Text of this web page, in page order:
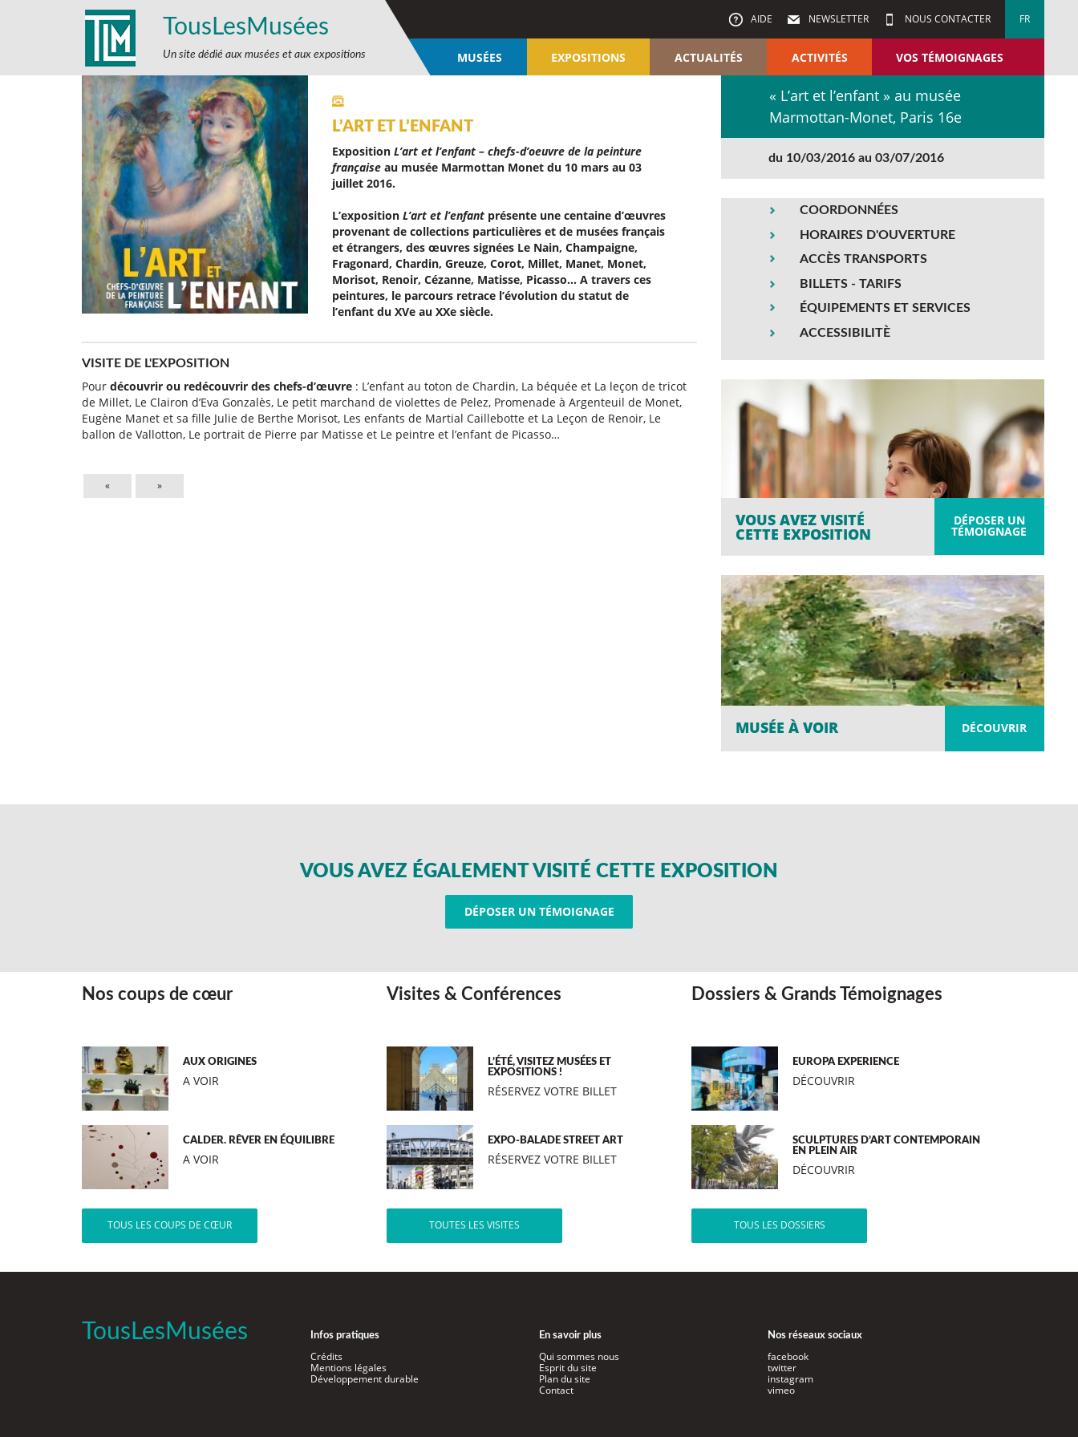
TousLesMusées
Un site dédié aux musées et aux expositions
AIDE NEWSLETTER NOUS CONTACTER FR
MUSÉES EXPOSITIONS ACTUALITÉS ACTIVITÉS VOS TÉMOIGNAGES
L’ART ET L’ENFANT
Exposition L’art et l’enfant – chefs-d’oeuvre de la peinture
française au musée Marmottan Monet du 10 mars au 03
juillet 2016.
L’exposition L’art et l’enfant présente une centaine d’œuvres
provenant de collections particulières et de musées français
et étrangers, des œuvres signées Le Nain, Champaigne,
Fragonard, Chardin, Greuze, Corot, Millet, Manet, Monet,
Morisot, Renoir, Cézanne, Matisse, Picasso… A travers ces
peintures, le parcours retrace l’évolution du statut de
l’enfant du XVe au XXe siècle.
VISITE DE L'EXPOSITION
Pour découvrir ou redécouvrir des chefs-d’œuvre : L’enfant au toton de Chardin, La béquée et La leçon de tricot
de Millet, Le Clairon d’Eva Gonzalès, Le petit marchand de violettes de Pelez, Promenade à Argenteuil de Monet,
Eugène Manet et sa fille Julie de Berthe Morisot, Les enfants de Martial Caillebotte et La Leçon de Renoir, Le
ballon de Vallotton, Le portrait de Pierre par Matisse et Le peintre et l’enfant de Picasso…
« »
« L’art et l’enfant » au musée
Marmottan-Monet, Paris 16e
du 10/03/2016 au 03/07/2016
COORDONNÉES
HORAIRES D'OUVERTURE
ACCÈS TRANSPORTS
BILLETS - TARIFS
ÉQUIPEMENTS ET SERVICES
ACCESSIBILITÈ
DÉPOSER UN
TÉMOIGNAGE
VOUS AVEZ VISITÉ
CETTE EXPOSITION
DÉCOUVRIR
MUSÉE À VOIR
VOUS AVEZ ÉGALEMENT VISITÉ CETTE EXPOSITION
DÉPOSER UN TÉMOIGNAGE
Nos coups de cœur
AUX ORIGINES
A VOIR
CALDER. RÊVER EN ÉQUILIBRE
A VOIR
TOUS LES COUPS DE CŒUR
Visites & Conférences
L’ÉTÉ, VISITEZ MUSÉES ET
EXPOSITIONS !
RÉSERVEZ VOTRE BILLET
EXPO-BALADE STREET ART
RÉSERVEZ VOTRE BILLET
TOUTES LES VISITES
Dossiers & Grands Témoignages
EUROPA EXPERIENCE
DÉCOUVRIR
SCULPTURES D’ART CONTEMPORAIN
EN PLEIN AIR
DÉCOUVRIR
TOUS LES DOSSIERS
TousLesMusées Infos pratiques
Crédits
Mentions légales
Développement durable
En savoir plus
Qui sommes nous
Esprit du site
Plan du site
Contact
Nos réseaux sociaux
facebook
twitter
instagram
vimeo